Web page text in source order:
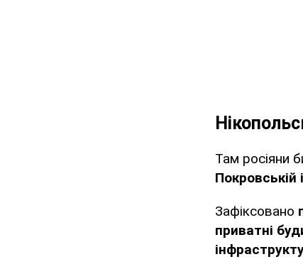
Там росіяни
Покровській
Зафіксовано
приватні